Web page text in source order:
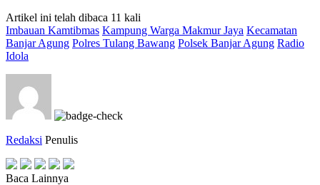
Artikel ini telah dibaca 11 kali
Imbauan Kamtibmas Kampung Warga Makmur Jaya Kecamatan
Banjar Agung Polres Tulang Bawang Polsek Banjar Agung Radio
Idola
Redaksi Penulis
Baca Lainnya